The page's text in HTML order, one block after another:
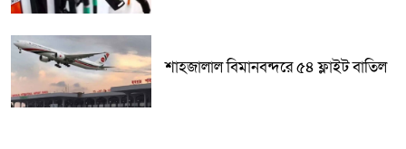
শাহজালাল বিমানবন্দরে ৫৪ ফ্লাইট বাতিল